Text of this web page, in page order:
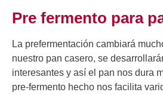
Pre fermento para
La prefermentación cambiará
nuestro pan casero, se
interesantes y así el pan nos dura
pre-fermento hecho nos facilita